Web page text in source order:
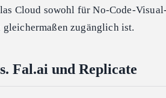
Cloud sowohl für No-Code-
gleichermaßen zugänglich ist.
Fal.ai und Replicate